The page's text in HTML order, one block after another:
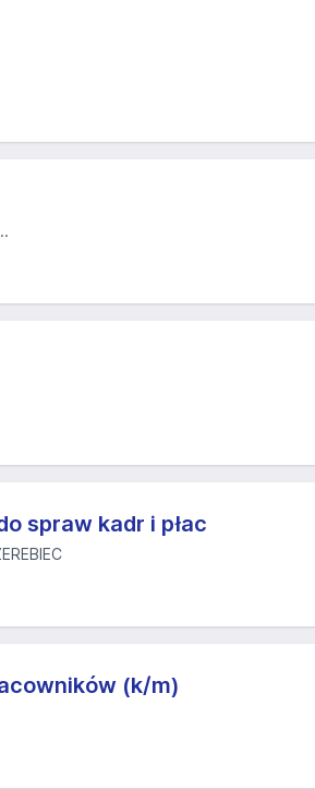
spraw kadr i płac
(k/m)